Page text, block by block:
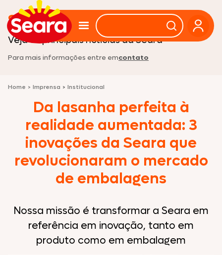
Sala de imprensa
Veja as principais noticias da Seara
Para mais informações entre emcontato
Home > Imprensa > Institucional
Da lasanha perfeita à
realidade aumentada: 3
inovações da Seara que
revolucionaram o mercado
de embalagens
Nossa missão é transformar a Seara em
referência em inovação, tanto em
produto como em embalagem